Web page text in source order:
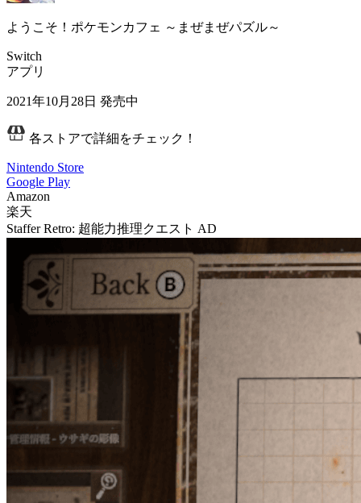
ようこそ！ポケモンカフェ ～まぜまぜパズル～
Switch
アプリ
2021年10月28日 発売中
各ストアで詳細をチェック！
Nintendo Store
Google Play
Amazon
楽天
Staffer Retro: 超能力推理クエスト AD